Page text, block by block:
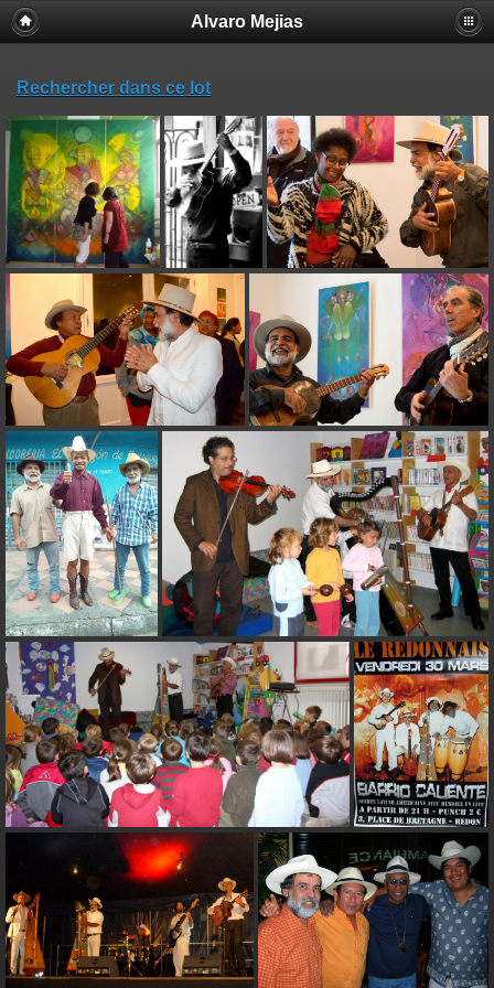
Alvaro Mejias
Rechercher dans ce lot